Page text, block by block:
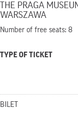
THE PRAGA
WARSZAWA
Number of free seats: 8
TYPE OF TICKET
BILET